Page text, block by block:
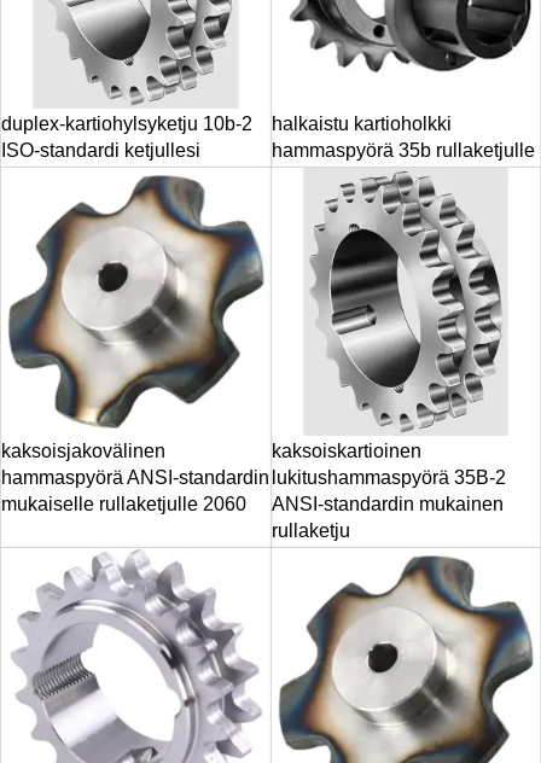
duplex-kartiohylsyketju 10b-2
ISO-standardi ketjullesi
halkaistu kartioholkki
hammaspyörä 35b rullaketjulle
kaksoisjakovälinen
hammaspyörä ANSI-standardin
mukaiselle rullaketjulle 2060
kaksoiskartioinen
lukitushammaspyörä 35B-2
ANSI-standardin mukainen
rullaketju